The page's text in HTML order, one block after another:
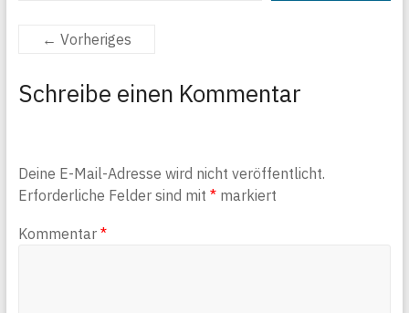
← Vorheriges
Schreibe einen Kommentar
Deine E-Mail-Adresse wird nicht veröffentlicht.
Erforderliche Felder sind mit *markiert
Kommentar *